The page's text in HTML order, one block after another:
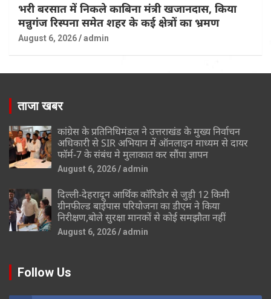
भरी बरसात में निकले काबिना मंत्री खजानदास, किया
मन्नुगंज रिस्पना समेत शहर के कई क्षेत्रों का भ्रमण
August 6, 2026 admin
ताजा खबर
कांग्रेस के प्रतिनिधिमंडल ने उत्तराखंड के मुख्य निर्वाचन
अधिकारी से SIR अभियान में ऑनलाइन माध्यम से दायर
फॉर्म-7 के संबंध मे मुलाकात कर सौंपा ज्ञापन
August 6, 2026 admin
दिल्ली-देहरादून आर्थिक कॉरिडोर से जुड़ी 12 किमी
ग्रीनफील्ड बाईपास परियोजना का डीएम ने किया
निरीक्षण,बोले सुरक्षा मानकों से कोई समझौता नहीं
August 6, 2026 admin
Follow Us